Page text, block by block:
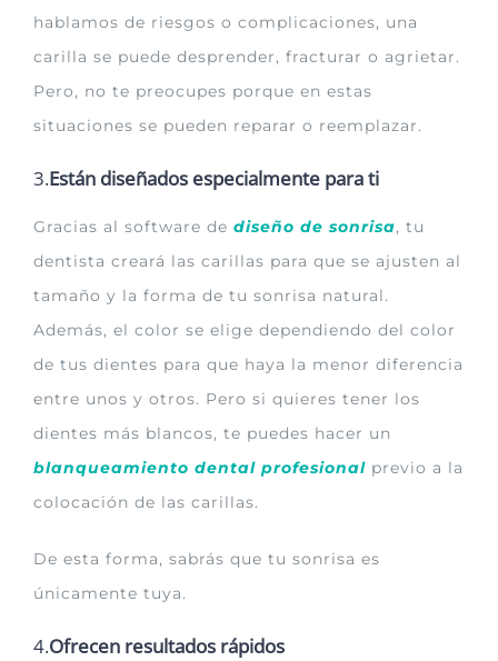
hablamos de riesgos o complicaciones, una
carilla se puede desprender, fracturar o agrietar.
Pero, no te preocupes porque en estas
situaciones se pueden reparar o reemplazar.
3.Están diseñados especialmente para ti
Gracias al software de diseño de sonrisa, tu
dentista creará las carillas para que se ajusten al
tamaño y la forma de tu sonrisa natural.
Además, el color se elige dependiendo del color
de tus dientes para que haya la menor diferencia
entre unos y otros. Pero si quieres tener los
dientes más blancos, te puedes hacer un
blanqueamiento dental profesional previo a la
colocación de las carillas.
De esta forma, sabrás que tu sonrisa es
únicamente tuya.
4.Ofrecen resultados rápidos